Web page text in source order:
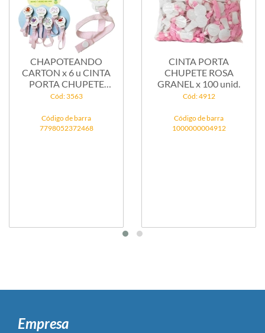
CHAPOTEANDO
CARTON x 6 u CINTA
PORTA CHUPETE
ROSA
Cód: 3563
Código de barra
7798052372468
CINTA PORTA
CHUPETE ROSA
GRANEL x 100 unid.
Cód: 4912
Código de barra
1000000004912
Empresa